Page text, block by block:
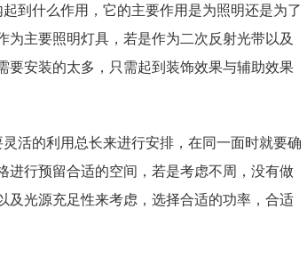
到什么作用，它的主要作用是为照明还是为了
主要照明灯具，若是作为二次反射光带以及
要安装的太多，只需起到装饰效果与辅助效果
活的利用总长来进行安排，在同一面时就要确
进行预留合适的空间，若是考虑不周，没有做
及光源充足性来考虑，选择合适的功率，合适